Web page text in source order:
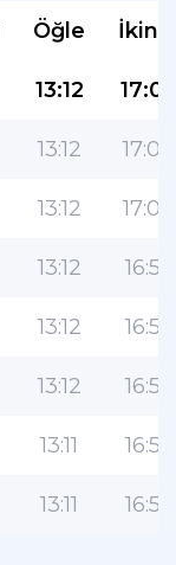
Öğle
13:12 17:00
13:12 17:00
13:12 17:00
13:12 16:59
13:12 16:59
13:12 16:59
13:11 16:58
13:11 16:58